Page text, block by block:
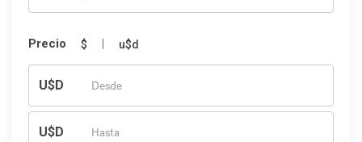
Precio $ u$d
U$D
U$D